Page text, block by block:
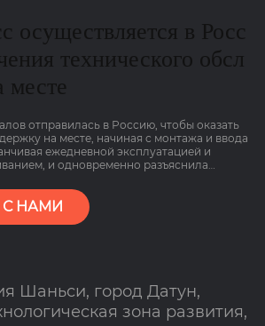
осуществляется в Росс
технического обсл
месте
отправилась в Россию, чтобы оказать
на месте, начиная с монтажа и ввода
ежедневной эксплуатацией и
и одновременно разъяснила
сроком на 2 года, чтобы клиенты
болеею спокойно.
С НАМИ
Шаньси, город Датун,
зона развития,